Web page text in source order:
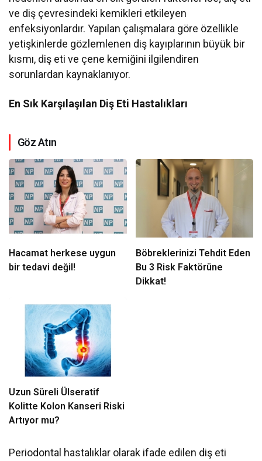
ve diş çevresindeki kemikleri etkileyen
enfeksiyonlardır. Yapılan çalışmalara göre özellikle
yetişkinlerde gözlemlenen diş kayıplarının büyük bir
kısmı, diş eti ve çene kemiğini ilgilendiren
sorunlardan kaynaklanıyor.
En Sık Karşılaşılan Diş Eti Hastalıkları
Göz Atın
Hacamat herkese uygun
bir tedavi değil!
Böbreklerinizi Tehdit Eden
Bu 3 Risk Faktörüne
Dikkat!
Uzun Süreli Ülseratif
Kolitte Kolon Kanseri Riski
Artıyor mu?
Periodontal hastalıklar olarak ifade edilen diş eti